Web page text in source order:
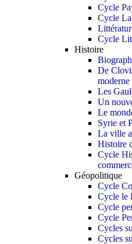
Cycle
Cycle La
Cycle
Histoire
De
moderne
Les
Un
Le
Syrie et
La ville
Histoire
Cycle
Géopolitique
Cycle
Cycle le
Cycle
Cycle
Cycles
Cycles